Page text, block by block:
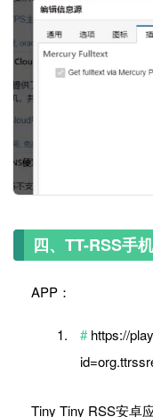
四、TT-RSS手
APP：
https://
Tiny Tiny RSS安卓